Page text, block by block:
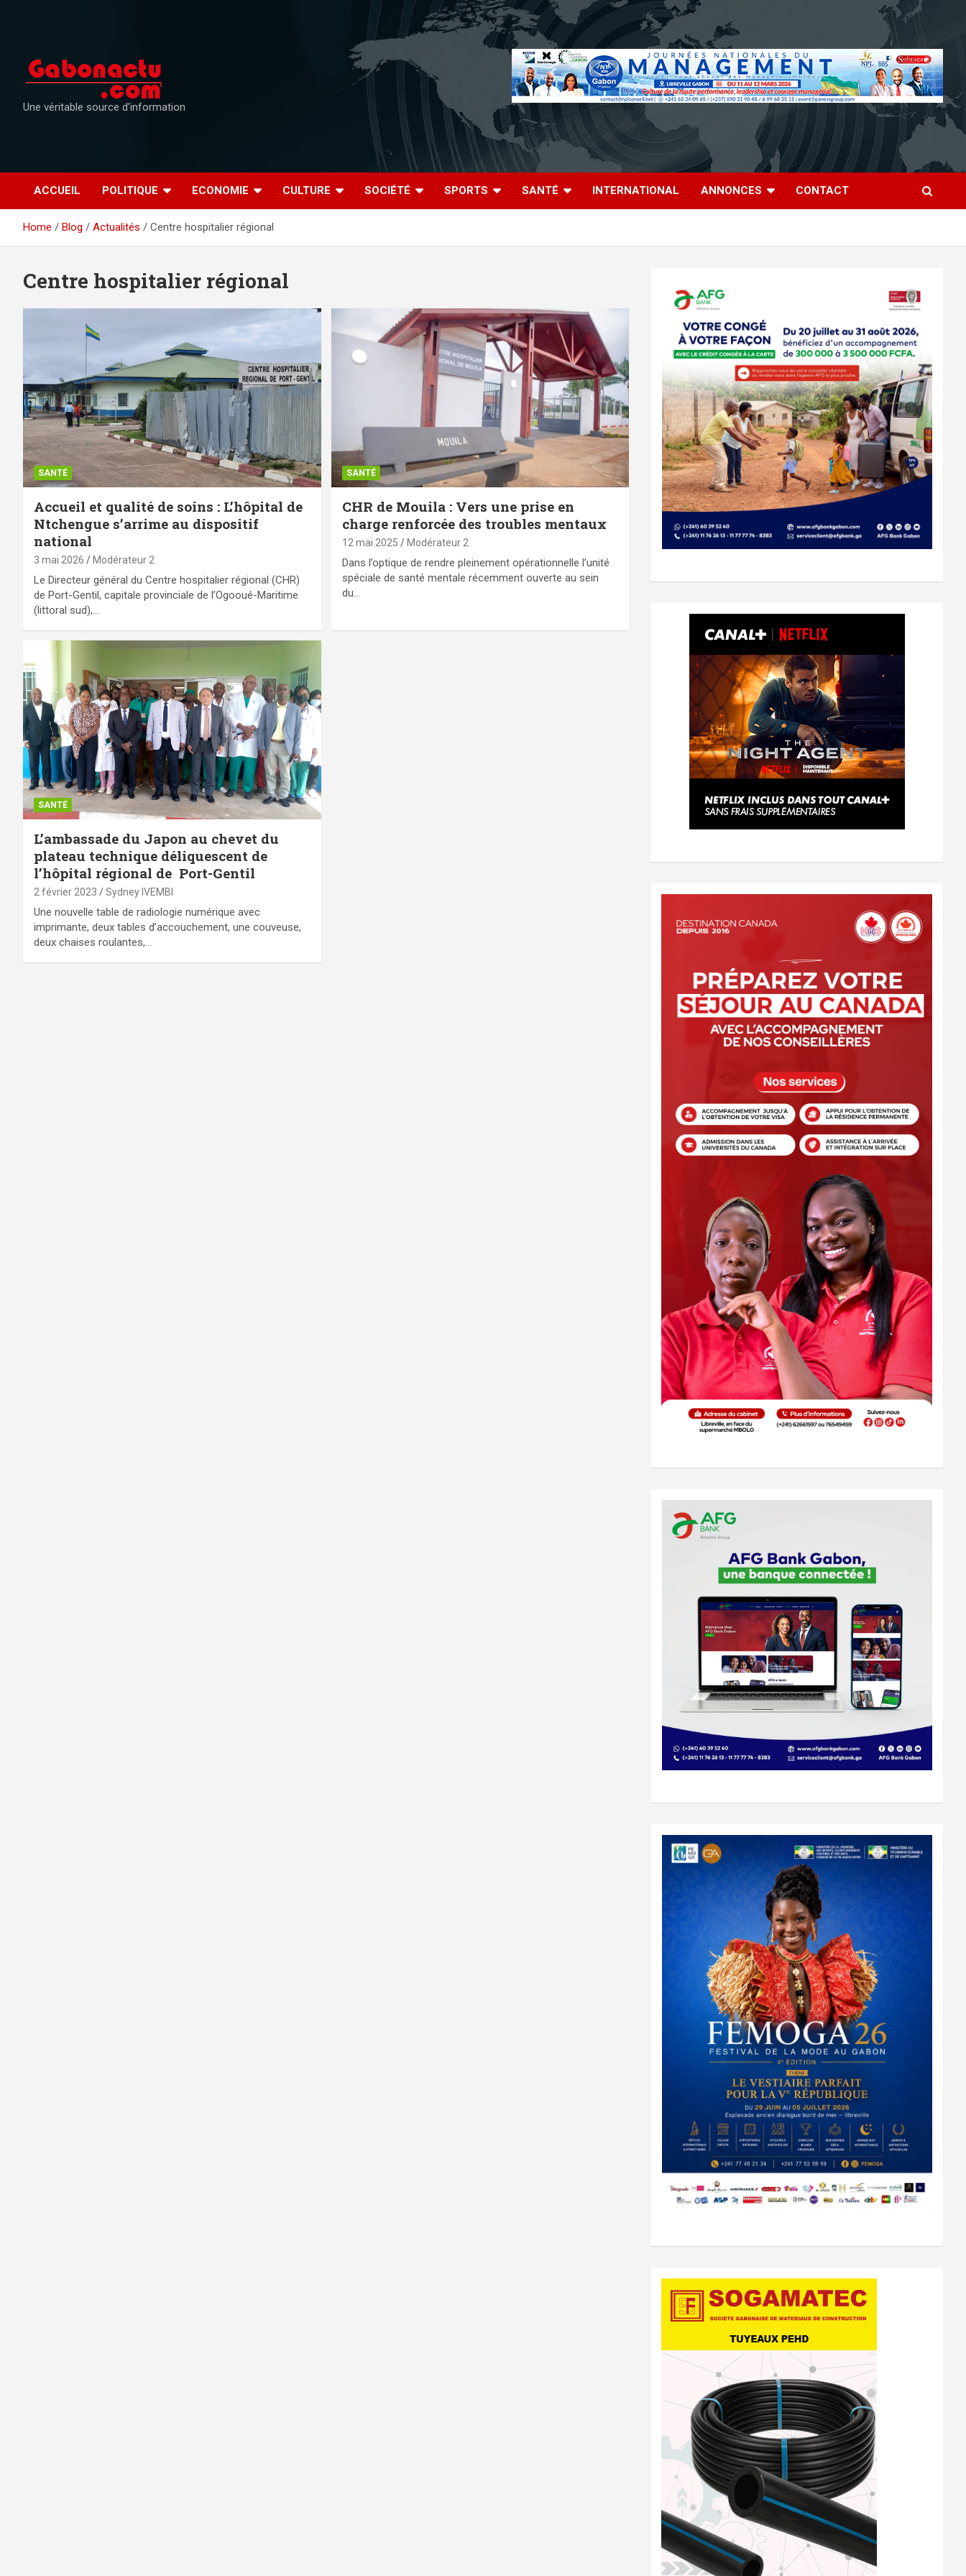
Une véritable source d'information
ACCUEIL POLITIQUE ECONOMIE CULTURE SOCIÉTÉ SPORTS SANTÉ INTERNATIONAL ANNONCES CONTACT
Home Blog Actualités Centre hospitalier régional
Centre hospitalier régional
SANTÉ
Accueil et qualité de soins : L’hôpital de
Ntchengue s’arrime au dispositif
national
3 mai 2026 Modérateur 2
Le Directeur général du Centre hospitalier régional (CHR)
de Port-Gentil, capitale provinciale de l’Ogooué-Maritime
(littoral sud),…
SANTÉ
CHR de Mouila : Vers une prise en
charge renforcée des troubles mentaux
12 mai 2025 Modérateur 2
Dans l’optique de rendre pleinement opérationnelle l’unité
spéciale de santé mentale récemment ouverte au sein
du…
SANTÉ
L’ambassade du Japon au chevet du
plateau technique déliquescent de
l’hôpital régional de Port-Gentil
2 février 2023 Sydney IVEMBI
Une nouvelle table de radiologie numérique avec
imprimante, deux tables d’accouchement, une couveuse,
deux chaises roulantes,…